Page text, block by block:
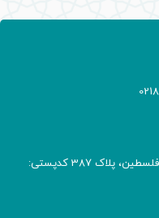
آدرس: پسـتی تهران، خیابان طالقانی، میدان فلسطین، پلاک 387 کدپستی: